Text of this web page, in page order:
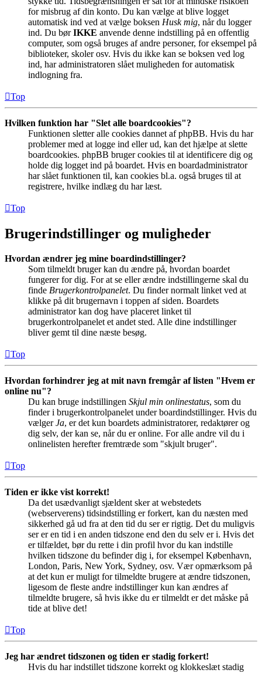
for misbrug af din konto. Du kan vælge at blive logget
automatisk ind ved at vælge boksen Husk mig, når du logger
ind. Du børIKKE anvende denne indstilling på en offentlig
computer, som også bruges af andre personer, for eksempel på
biblioteker, skoler osv. Hvis du ikke kan se boksen ved log
ind, har administratoren slået muligheden for automatisk
indlogning fra.
Top
Hvilken funktion har "Slet alle boardcookies"?
Funktionen sletter alle cookies dannet af phpBB. Hvis du har
problemer med at logge ind eller ud, kan det hjælpe at slette
boardcookies. phpBB bruger cookies til at identificere dig og
holde dig logget ind på boardet. Hvis en boardadministrator
har slået funktionen til, kan cookies bl.a. også bruges til at
registrere, hvilke indlæg du har læst.
Top
Brugerindstillinger og muligheder
Hvordan ændrer jeg mine boardindstillinger?
Som tilmeldt bruger kan du ændre på, hvordan boardet
fungerer for dig. For at se eller ændre indstillingerne skal du
finde Brugerkontrolpanelet. Du finder normalt linket ved at
klikke på dit brugernavn i toppen af siden. Boardets
administrator kan dog have placeret linket til
brugerkontrolpanelet et andet sted. Alle dine indstillinger
bliver gemt til dine næste besøg.
Top
Hvordan forhindrer jeg at mit navn fremgår af listen "Hvem er
online nu"?
Du kan bruge indstillingen Skjul min onlinestatus, som du
finder i brugerkontrolpanelet under boardindstillinger. Hvis du
vælgerJa, er det kun boardets administratorer, redaktører og
dig selv, der kan se, når du er online. For alle andre vil du i
onlinelisten herefter fremtræde som "skjult bruger".
Top
Tiden er ikke vist korrekt!
Da det usædvanligt sjældent sker at webstedets
(webserverens) tidsindstilling er forkert, kan du næsten med
sikkerhed gå ud fra at den tid du ser er rigtig. Det du muligvis
ser er en tid i en anden tidszone end den du selv er i. Hvis det
er tilfældet, bør du rette i din profil hvor du kan indstille
hvilken tidszone du befinder dig i, for eksempel København,
London, Paris, New York, Sydney, osv. Vær opmærksom på
at det kun er muligt for tilmeldte brugere at ændre tidszonen,
ligesom de fleste andre indstillinger kun kan ændres af
tilmeldte brugere, så hvis ikke du er tilmeldt er det måske på
tide at blive det!
Top
Jeg har ændret tidszonen og tiden er stadig forkert!
Hvis du har indstillet tidszone korrekt og klokkeslæt stadig